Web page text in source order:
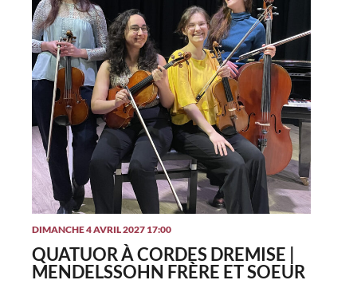
DIMANCHE 4 AVRIL 2027 17:00
QUATUOR À CORDES DREMISE |
MENDELSSOHN FRÈRE ET SOEUR